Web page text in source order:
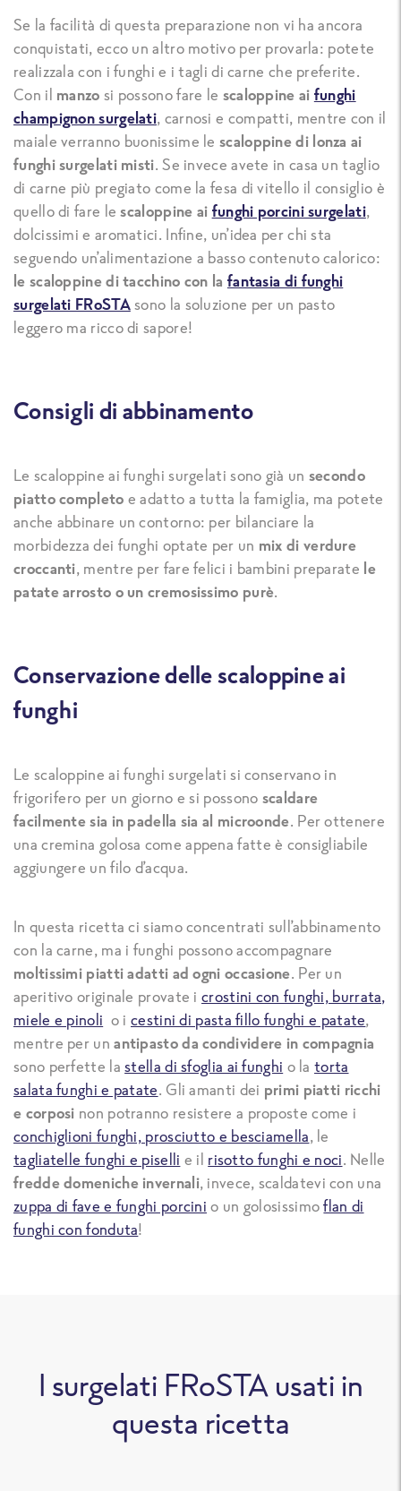
Se la facilità di questa preparazione non vi ha ancora
conquistati, ecco un altro motivo per provarla: potete
realizzala con i funghi e i tagli di carne che preferite.
Con il manzo si possono fare le scaloppine ai funghi
champignon surgelati, carnosi e compatti, mentre con il
maiale verranno buonissime lescaloppine di lonza ai
funghi surgelati misti. Se invece avete in casa un taglio
di carne più pregiato come la fesa di vitello il consiglio è
quello di fare lescaloppine ai funghi porcini surgelati,
dolcissimi e aromatici. Infine, un’idea per chi sta
seguendo un’alimentazione a basso contenuto calorico:
le scaloppine di tacchino con la fantasia di funghi
surgelati FRoSTAsono la soluzione per un pasto
leggero ma ricco di sapore!
Consigli di abbinamento
Le scaloppine ai funghi surgelati sono già un secondo
piatto completo e adatto a tutta la famiglia, ma potete
anche abbinare un contorno: per bilanciare la
morbidezza dei funghi optate per un mix di verdure
croccanti, mentre per fare felici i bambini preparate le
patate arrosto o un cremosissimo purè.
Conservazione delle scaloppine ai
funghi
Le scaloppine ai funghi surgelati si conservano in
frigorifero per un giorno e si possono scaldare
facilmente sia in padella sia al microonde. Per ottenere
una cremina golosa come appena fatte è consigliabile
aggiungere un filo d’acqua.
In questa ricetta ci siamo concentrati sull’abbinamento
con la carne, ma i funghi possono accompagnare
moltissimi piatti adatti ad ogni occasione. Per un
aperitivo originale provate icrostini con funghi, burrata,
miele e pinoli o icestini di pasta fillo funghi e patate,
mentre per unantipasto da condividere in compagnia
sono perfette lastella di sfoglia ai funghi o latorta
salata funghi e patate. Gli amanti dei primi piatti ricchi
e corposi non potranno resistere a proposte come i
conchiglioni funghi, prosciutto e besciamella, le
tagliatelle funghi e piselli e il risotto funghi e noci. Nelle
fredde domeniche invernali, invece, scaldatevi con una
zuppa di fave e funghi porcini o un golosissimoflan di
funghi con fonduta!
I surgelati FRoSTA usati in
questa ricetta